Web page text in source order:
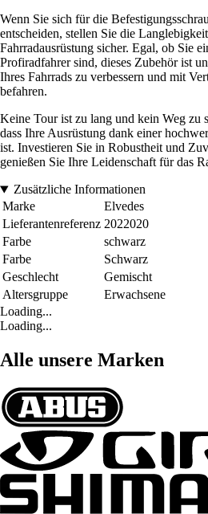
Wenn Sie sich für die
entscheiden, stellen Sie die
Fahrradausrüstung sicher. Egal, ob Sie
Profiradfahrer sind, dieses Zubehör ist
Ihres Fahrrads zu verbessern und mit
befahren.
Keine Tour ist zu lang und kein Weg zu
dass Ihre Ausrüstung dank einer
ist. Investieren Sie in Robustheit und
genießen Sie Ihre Leidenschaft für das
Zusätzliche Informationen
Marke
Elvedes
Lieferantenreferenz 2022020
Farbe
schwarz
Farbe
Schwarz
Geschlecht
Gemischt
Altersgruppe
Erwachsene
Loading...
Loading...
Alle unsere Marken